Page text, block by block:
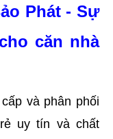
Phát - Sự
căn nhà
uy tín và chất